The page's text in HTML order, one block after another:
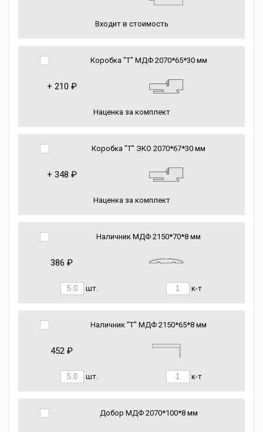
Входит в стоимость
Коробка "Т" МДФ 2070*65*30 мм
+ 210 ₽
Наценка за комплект
Коробка "Т" ЭКО 2070*67*30 мм
+ 348 ₽
Наценка за комплект
Наличник МДФ 2150*70*8 мм
386 ₽
шт. к-т
Наличник "Т" МДФ 2150*65*8 мм
452 ₽
шт. к-т
Добор МДФ 2070*100*8 мм